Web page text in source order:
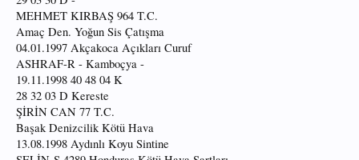
MEHMET KIRBAŞ 964 T.C.
Amaç Den. Yoğun Sis Çatışma
04.01.1997 Akçakoca Açıkları Curuf
ASHRAF-R - Kamboçya -
19.11.1998 40 48 04 K
28 32 03 D Kereste
ŞİRİN CAN 77 T.C.
Başak Denizcilik Kötü Hava
13.08.1998 Aydınlı Koyu Sintine